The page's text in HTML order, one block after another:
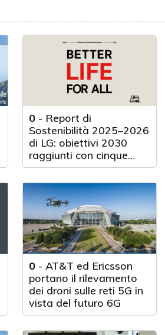
0- Report di
Sostenibilità 2025–2026
di LG: obiettivi 2030
raggiunti con cinque
anni d'anticipo
0- AT&T ed Ericsson
portano il rilevamento
dei droni sulle reti 5G in
vista del futuro 6G